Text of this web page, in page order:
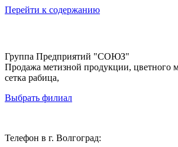
Перейти к содержанию
Группа Предприятий "СОЮЗ"
Продажа метизной продукции, цветного
сетка рабица,
Выбрать филиал
Телефон в г. Волгоград: